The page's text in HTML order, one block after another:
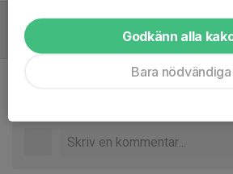
Referat Godkänn alla
Bara nödvändiga